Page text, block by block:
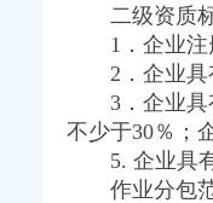
二级资质
1．企业注
2．企业具
3．企业具有
不少于30％；
5. 企业具有
作业分包